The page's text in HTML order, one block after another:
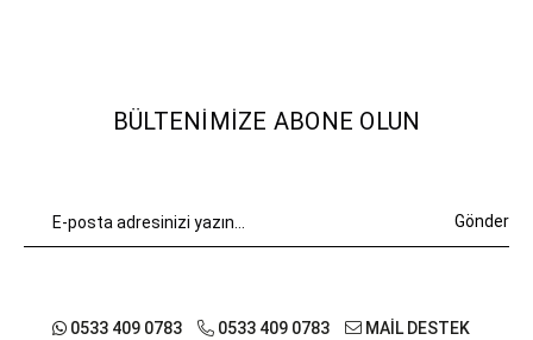
BÜLTENIMIZE ABONE OLUN
Gönder
0533 409 0783 0533 409 0783 MAİL DESTEK